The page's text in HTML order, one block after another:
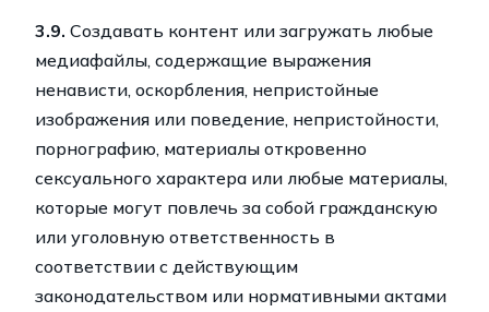
3.9. Создавать контент или загружать любые
медиафайлы, содержащие выражения
ненависти, оскорбления, непристойные
изображения или поведение, непристойности,
порнографию, материалы откровенно
сексуального характера или любые материалы,
которые могут повлечь за собой гражданскую
или уголовную ответственность в
соответствии с действующим
законодательством или нормативными актами